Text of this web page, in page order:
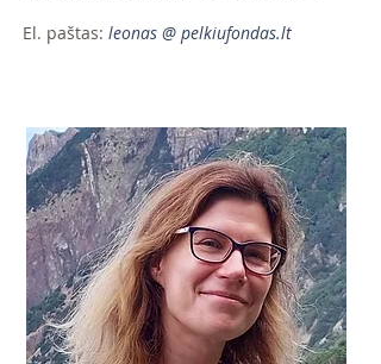
El. paštas: leonas @ pelkiufondas.lt